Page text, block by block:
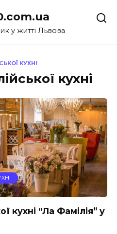
у житті Львова
КУХНІ
кухні
кухні “Ла Фамілія” у